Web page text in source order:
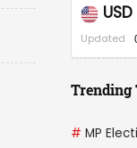
₹95.14
Trending
# MP